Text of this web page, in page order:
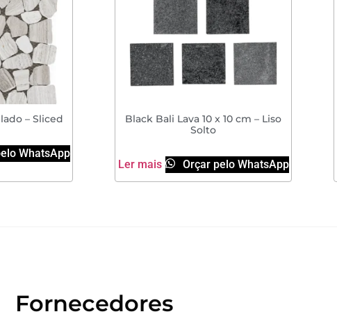
– Sliced
WhatsApp
Black Bali Lava 10 x 10 cm – Liso
Solto
Ler mais Orçar pelo WhatsApp
Fornecedores